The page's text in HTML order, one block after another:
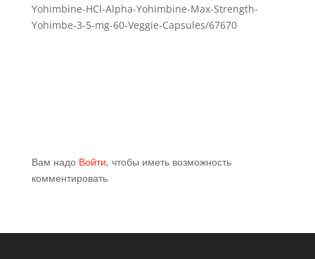
Yohimbine-HCl-Alpha-Yohimbine-Max-Strength-
Yohimbe-3-5-mg-60-Veggie-Capsules/67670
Вам надо Войти, чтобы иметь возможность
комментировать